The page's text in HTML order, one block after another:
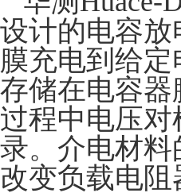
设计的电容
膜充电到给
存储在电容
过程中电压
录。介电材
改变负载电